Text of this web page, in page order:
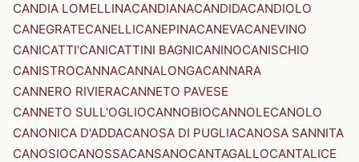
CANDIA LOMELLINACANDIANACANDIDACANDIOLO
CANEGRATECANELLICANEPINACANEVACANEVINO
CANICATTI'CANICATTINI BAGNICANINOCANISCHIO
CANISTROCANNACANNALONGACANNARA
CANNERO RIVIERACANNETO PAVESE
CANNETO SULL'OGLIOCANNOBIOCANNOLECANOLO
CANONICA D'ADDACANOSA DI PUGLIACANOSA SANNITA
CANOSIOCANOSSACANSANOCANTAGALLOCANTALICE